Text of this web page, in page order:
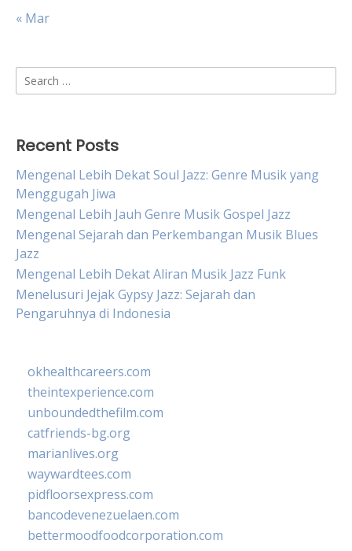
« Mar
Search
for:
Recent Posts
Mengenal Lebih Dekat Soul Jazz: Genre Musik yang
Menggugah Jiwa
Mengenal Lebih Jauh Genre Musik Gospel Jazz
Mengenal Sejarah dan Perkembangan Musik Blues
Jazz
Mengenal Lebih Dekat Aliran Musik Jazz Funk
Menelusuri Jejak Gypsy Jazz: Sejarah dan
Pengaruhnya di Indonesia
okhealthcareers.com
theintexperience.com
unboundedthefilm.com
catfriends-bg.org
marianlives.org
waywardtees.com
pidfloorsexpress.com
bancodevenezuelaen.com
bettermoodfoodcorporation.com